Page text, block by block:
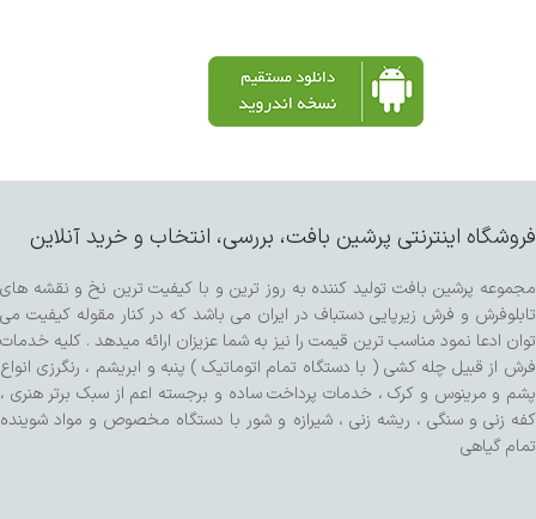
فروشگاه اینترنتی پرشین بافت، بررسی، انتخاب و خرید آنلاین
مجموعه پرشین بافت تولید کننده به روز ترین و با کیفیت ترین نخ و نقشه های
تابلوفرش و فرش زیرپایی دستباف در ایران می باشد که در کنار مقوله کیفیت می
توان ادعا نمود مناسب ترین قیمت را نیز به شما عزیزان ارائه میدهد . کلیه خدمات
فرش از قبیل چله کشی ( با دستگاه تمام اتوماتیک ) پنبه و ابریشم ، رنگرزی انواع
پشم و مرینوس و کرک ، خدمات پرداخت ساده و برجسته اعم از سبک برتر هنری ،
کفه زنی و سنگی ، ریشه زنی ، شیرازه و شور با دستگاه مخصوص و مواد شوینده
تمام گیاهی